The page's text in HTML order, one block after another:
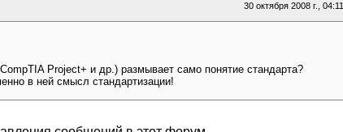
30 октября 2008 г., 04:11
Project+ и др.) размывает само понятие стандарта?
в ней смысл стандартизации!